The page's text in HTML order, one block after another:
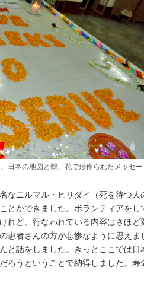
日本の地図と鶴、花で形作られたメッセー
なニルマル・ヒリダイ（死を待つ
とができました。ボランティアを
れど、行なわれている内容はさほ
患者さんの方が悲惨なように思え
と話をしました。きっとここでは
ろうということで納得しました。